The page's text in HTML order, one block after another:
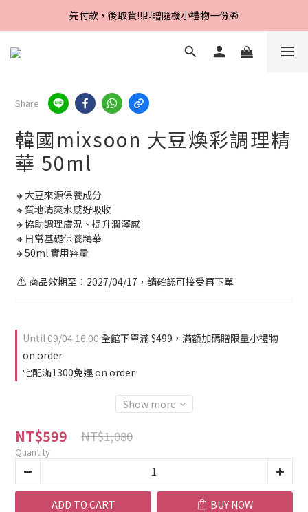
Line好友招募中，首購、回購皆贈100元
先付款，後取貨‼️即贈隨機小禮物一份🎁
Line好友招募中，首購、回購皆贈100元
Share
韓國mixsoon 大豆煥彩調理精
華 50ml
🔸大豆來源保養成分
🔸質地清爽水感好吸收
🔸協助調理膚況、提升潤澤感
🔸日常基礎保養精華
🔸50ml 實用容量
⚠️ 商品效期至：2027/04/17，請確認可接受再下單
Until09/04 16:00 全館下單滿 $499，滿額加碼贈限量小禮物
on order
宅配滿1300免運 on order
Show more
NT$599 NT$1,080
Quantity
ADD TO CART BUY NOW